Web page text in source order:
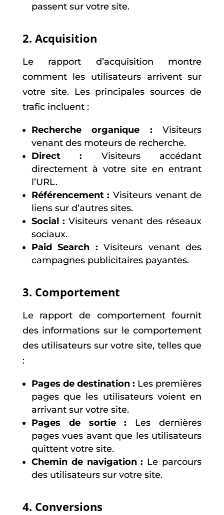
passent sur votre site.
2. Acquisition
Le rapport d’acquisition montre
comment les utilisateurs arrivent sur
votre site. Les principales sources de
trafic incluent :
Recherche organique : Visiteurs
venant des moteurs de recherche.
Direct : Visiteurs accédant
directement à votre site en entrant
l’URL.
Référencement : Visiteurs venant de
liens sur d’autres sites.
Social : Visiteurs venant des réseaux
sociaux.
Paid Search : Visiteurs venant des
campagnes publicitaires payantes.
3. Comportement
Le rapport de comportement fournit
des informations sur le comportement
des utilisateurs sur votre site, telles que
:
Pages de destination : Les premières
pages que les utilisateurs voient en
arrivant sur votre site.
Pages de sortie : Les dernières
pages vues avant que les utilisateurs
quittent votre site.
Chemin de navigation : Le parcours
des utilisateurs sur votre site.
4. Conversions